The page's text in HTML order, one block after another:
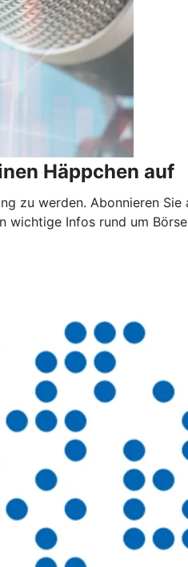
Häppchen auf
zu werden. Abonnieren
wichtige Infos rund um